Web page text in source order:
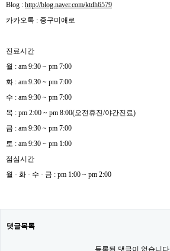
Blog : http://blog.naver.com/ktdh6579
카카오톡 : 중구미애로
진료시간
월 : am 9:30 ~ pm 7:00
화 : am 9:30 ~ pm 7:00
수 : am 9:30 ~ pm 7:00
목 : pm 2:00 ~ pm 8:00(오전휴진/야간진료)
금 : am 9:30 ~ pm 7:00
토 : am 9:30 ~ pm 1:00
점심시간
월 · 화 · 수 · 금 : pm 1:00 ~ pm 2:00
댓글목록